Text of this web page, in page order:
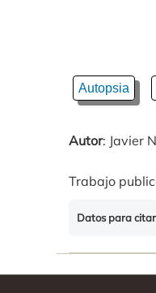
Autopsia
Autor: Javier
Trabajo
Datos para